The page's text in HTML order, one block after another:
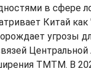
в сфере
Китай как
угрозы
ТМТМ. В